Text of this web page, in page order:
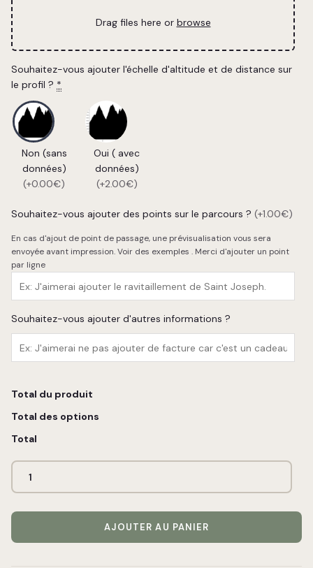
Drag files here or browse
Souhaitez-vous ajouter l'échelle d'altitude et de distance sur
le profil ? *
Non (sans
données)
(+0.00€)
Oui ( avec
données)
(+2.00€)
Souhaitez-vous ajouter des points sur le parcours ? (+1.00€)
En cas d'ajout de point de passage, une prévisualisation vous sera
envoyée avant impression.Voir des exemples . Merci d'ajouter un point
par ligne
Souhaitez-vous ajouter d'autres informations ?
Total du produit
Total des options
Total
AJOUTER AU PANIER